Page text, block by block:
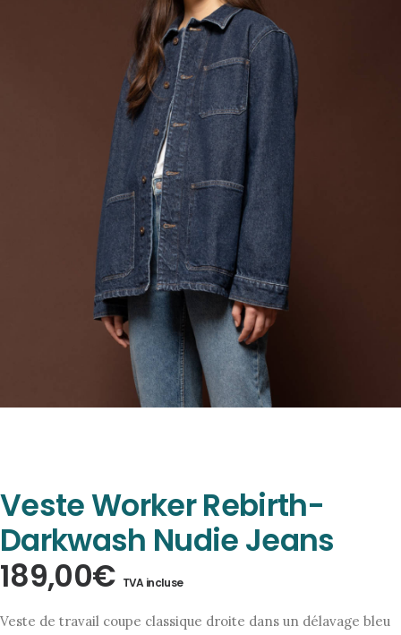
Veste Worker Rebirth-
Darkwash Nudie Jeans
189,00€ TVA incluse
Veste de travail coupe classique droite dans un délavage bleu